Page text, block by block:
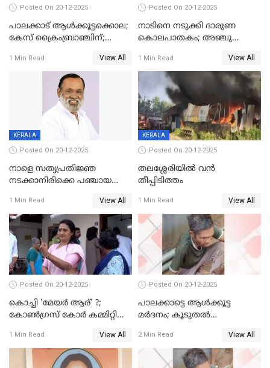
Posted On 20-12-2025
പാലക്കാട് ആൾക്കൂട്ടക്കൊല;
കേസ് ക്രൈംബ്രാഞ്ചിന്;
അന്വേഷിക്കും
1 Min Read View All
Posted On 20-12-2025
നാടിനെ നടുക്കി ദാരുണ
കൊലപാതകം; അഞ്ചു
കഴുത്തുഞെരിച്ച് കൊന്നു
1 Min Read View All
KERALA
Posted On 20-12-2025
നാളെ സത്യപ്രതിജ്ഞ
നടക്കാനിരിക്കെ പഞ്ചായത്ത്
1 Min Read View All
KERALA
Posted On 20-12-2025
തലശ്ശേരിയിൽ വൻ
തീപ്പിടിത്തം
1 Min Read View All
Posted On 20-12-2025
കൊച്ചി 'മേയർ ആര്' ?;
കോണ്‍ഗ്രസ് കോര്‍ കമ്മിറ്റി
1 Min Read View All
Posted On 20-12-2025
പാലക്കാട്ടെ ആള്‍ക്കൂട്ട
മര്‍ദനം; കൂടുതല്‍
അംഗ സംഘമെന്ന് വിവരം
2 Min Read View All